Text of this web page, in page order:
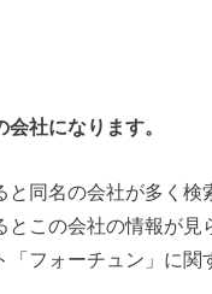
社になります。
同名の会社が多く検
とこの会社の情報が
フォーチュン」に関